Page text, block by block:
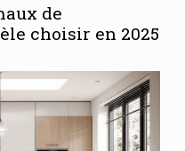
de
choisir en 2025